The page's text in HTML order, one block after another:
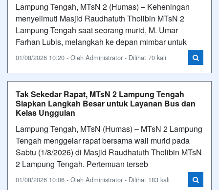
Lampung Tengah, MTsN 2 (Humas) – Keheningan
menyelimuti Masjid Raudhatuth Tholibin MTsN 2
Lampung Tengah saat seorang murid, M. Umar
Farhan Lubis, melangkah ke depan mimbar untuk
01/08/2026 10:20 - Oleh Administrator - Dilihat 70 kali
Tak Sekedar Rapat, MTsN 2 Lampung Tengah
Siapkan Langkah Besar untuk Layanan Bus dan
Kelas Unggulan
Lampung Tengah, MTsN (Humas) – MTsN 2 Lampung
Tengah menggelar rapat bersama wali murid pada
Sabtu (1/8/2026) di Masjid Raudhatuth Tholibin MTsN
2 Lampung Tengah. Pertemuan terseb
01/08/2026 10:06 - Oleh Administrator - Dilihat 183 kali